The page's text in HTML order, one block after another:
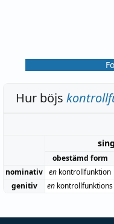
Hur böjs
obestämd form
nominativ en kontrollfunktion
genitiv
en kontrollfunktions